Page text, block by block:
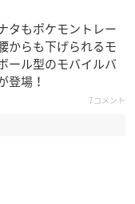
タもポケモントレー
からも下げられるモ
ール型のモバイルバ
登場！
7コメント